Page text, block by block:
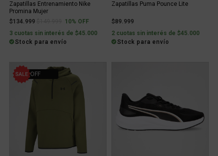
Zapatillas Entrenamiento Nike
Promina Mujer
$134.999
Price reduced from
to10% OFF
3 cuotas sin interés de $45.000
Stock para envío
Zapatillas Puma Pounce Lite
$89.999
2 cuotas sin interés de $45.000
Stock para envío
40% OFF